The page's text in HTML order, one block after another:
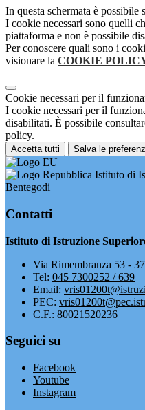
In questa schermata è
I cookie necessari sono quelli
piattaforma e non è possibile
Per conoscere quali sono i
visionare la COOKIE
Cookie necessari per il
I cookie necessari per il
disabilitati. È possibile
policy.
Accetta tutti Salva le
Istituto di
Bentegodi
Contatti
Istituto di Istruzione
Via Rimembranza 53 -
Tel: 045 7300252 / 639
Email:
PEC:
C.F.: 80021520236
Seguici su
Facebook
Youtube
Instagram